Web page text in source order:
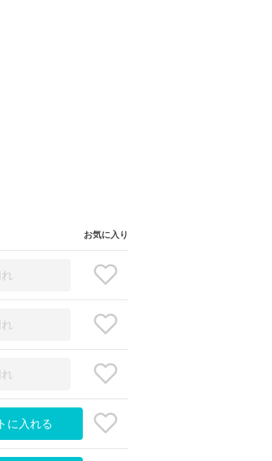
お気に入り
に入れる